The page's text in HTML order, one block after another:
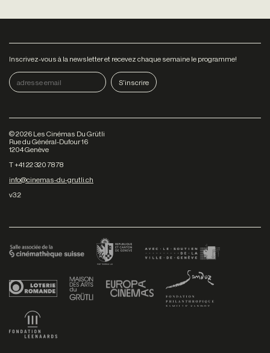
Inscrivez-vous à la newsletter et recevez chaque semaine le programme!
©2026 Les Cinémas Du Grütli
Rue du Général-Dufour 16
1204 Genève
T +41 22 320 78 78
info@cinemas-du-grutli.ch
v3.2